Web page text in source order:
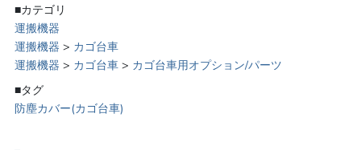
■カテゴリ
運搬機器
運搬機器 > カゴ台車
運搬機器 > カゴ台車 > カゴ台車用オプション/パーツ
■タグ
防塵カバー(カゴ台車)